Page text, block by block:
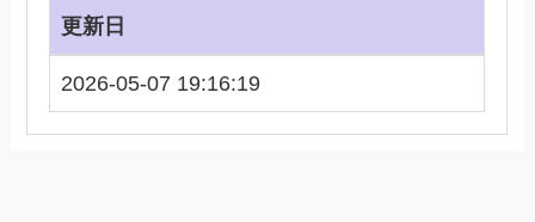
更新日
2026-05-07 19:16:19